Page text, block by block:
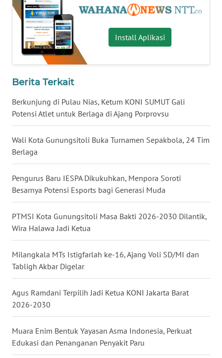
Install Aplikasi
Berita Terkait
Berkunjung di Pulau Nias, Ketum KONI SUMUT Gali
Potensi Atlet untuk Berlaga di Ajang Porprovsu
Wali Kota Gunungsitoli Buka Turnamen Sepakbola, 24 Tim
Berlaga
Pengurus Baru IESPA Dikukuhkan, Menpora Soroti
Besarnya Potensi Esports bagi Generasi Muda
PTMSI Kota Gunungsitoli Masa Bakti 2026-2030 Dilantik,
Wira Halawa Jadi Ketua
Milangkala MTs Istigfarlah ke-16, Ajang Voli SD/MI dan
Tabligh Akbar Digelar
Agus Ramdani Terpilih Jadi Ketua KONI Jakarta Barat
2026-2030
Muara Enim Bentuk Yayasan Asma Indonesia, Perkuat
Edukasi dan Penanganan Penyakit Paru
WN
SULUT
MALUT
DAIRI
DANAU
TOBA
WN
NIAS
WN
LANGKAT
WN
TAPANULI
WN
TANJUNG